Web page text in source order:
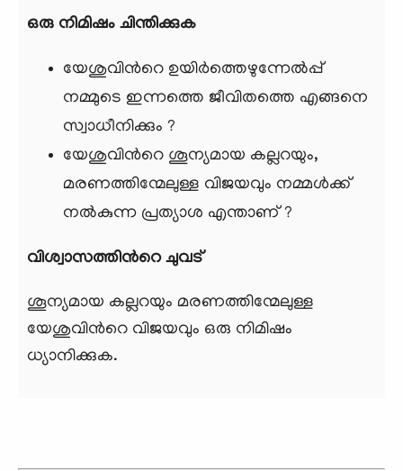
ഒരു നിമിഷം ചിന്തിക്കുക
യേശുവിന്‍റെ ഉയിര്‍ത്തെഴുന്നേൽപ്പ്
നമ്മുടെ ഇന്നത്തെ ജീവിതത്തെ എങ്ങനെ
സ്വാധീനിക്കും ?
യേശുവിന്‍റെ ശൂന്യമായ കല്ലറയും,
മരണത്തിന്മേലുള്ള വിജയവും നമ്മള്‍ക്ക്
നല്‍കുന്ന പ്രത്യാശ എന്താണ് ?
വിശ്വാസത്തിന്‍റെ ചുവട്
ശൂന്യമായ കല്ലറയും മരണത്തിന്മേലുള്ള
യേശുവിന്‍റെ വിജയവും ഒരു നിമിഷം
ധ്യാനിക്കുക.